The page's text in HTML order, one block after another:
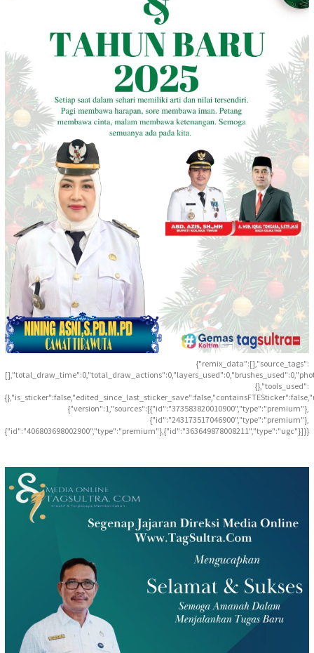
{"remix_data":[],"source_tags":
{},"tools_used":
{"version":1,"sources":[{"id":"373583820010900","type":"premium"},
{"id":"243173517046900","type":"premium"},
{"id":"406803698002900","type":"premium"},{"id":"363649878008211","type":"ugc"}]}}